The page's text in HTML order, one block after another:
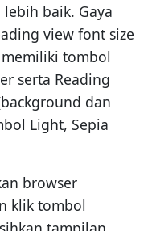
baik. Gaya
view font size
tombol
serta Reading
dan
Light, Sepia
browser
klik tombol